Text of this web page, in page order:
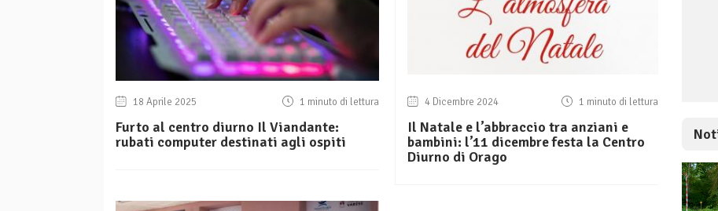
18 Aprile 2025 1 minuto di lettura
Furto al centro diurno Il Viandante:
rubati computer destinati agli ospiti
4 Dicembre 2024 1 minuto di lettura
Il Natale e l’abbraccio tra anziani e
bambini: l’11 dicembre festa la Centro
Diurno di Orago